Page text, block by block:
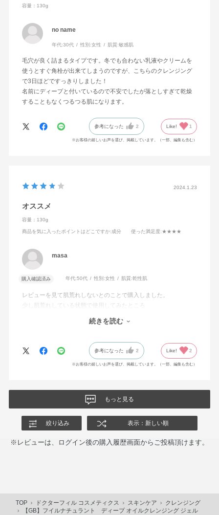
容量：130g
no name
年代:30代 性別:女性 肌質:敏感肌
毛穴が良く詰まるタイプです。冬でも合わない乳液やクリームを
使うとすぐ角栓が出来てしまうのですが、こちらのクレンジング
で3日ほどですっきりしました！
名前にディープと付いているので不安でしたが落としすぎて乾燥
することもなくつるつる肌になります。
参考になった 2 Like! 1
※お客様の嬉しいお声を選び、掲載しています。（一部、編集も含む）
2024.1.23
オススメ
容量：130g
商品を気に入ったポイントはどこですか:成分 使った満足度:★★★★
masa
購入確認済み 年代:50代 性別:女性 肌質:乾性肌
レビューを見て肌荒れしないとのことで購入しました。
少し肌荒れしている状態で使用してみたところ
クレンジングとしての効果もしっかりありオススメです。
続きを読む
参考になった 2 Like! 2
※お客様の嬉しいお声を選び、掲載しています。（一部、編集も含む）
もっと見る
絞り込み 表示：新しい順
※レビューは、ログイン後の購入履歴画面からご投稿頂けます。
TOP ドクターフィル コスメティクス スキンケア
クレンジング
【GB】フイルナチュラント ディープ オイルクレンジング ジェル